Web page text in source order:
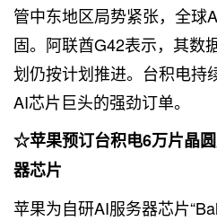
管中东地区局势紧张，全球
固。阿联酋G42表示，其数
划仍按计划推进。台积电持
AI芯片巨头的强劲订单。
☆苹果预订台积电6万片晶
器芯片
苹果为自研AI服务器芯片